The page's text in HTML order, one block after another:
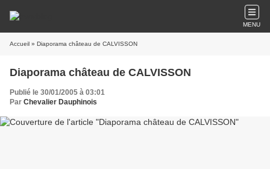
MENU
Accueil » Diaporama château de CALVISSON
Diaporama château de CALVISSON
Publié le 30/01/2005 à 03:01
Par Chevalier Dauphinois